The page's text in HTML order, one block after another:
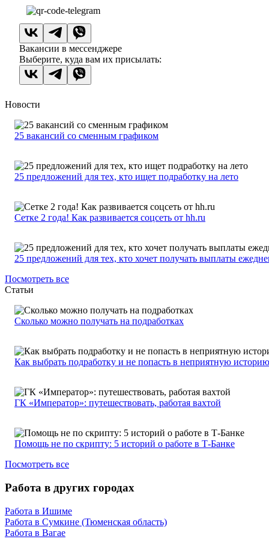
Вакансии в мессенджере
Выберите, куда вам их присылать:
Новости
25 вакансий со сменным графиком
25 предложений для тех, кто ищет подработку на лето
Сетке 2 года! Как развивается соцсеть от hh.ru
25 предложений для тех, кто хочет получать выплаты
Посмотреть все
Статьи
Сколько можно получать на подработках
Как выбрать подработку и не попасть в неприятную историю
ГК «Император»: путешествовать, работая вахтой
Помощь не по скрипту: 5 историй о работе в Т-Банке
Посмотреть все
Работа в других городах
Работа в Ишиме
Работа в Сумкине (Тюменская область)
Работа в Вагае